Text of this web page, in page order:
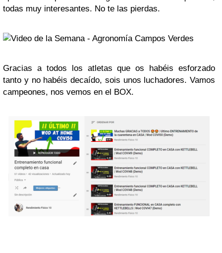
todas muy interesantes. No te las pierdas.
Gracias a todos los atletas que os habéis esforzado
tanto y no habéis decaído, sois unos luchadores. Vamos
campeones, nos vemos en el BOX.